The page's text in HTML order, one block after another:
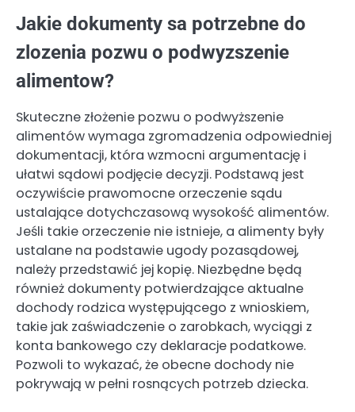
Jakie dokumenty sa potrzebne do
zlozenia pozwu o podwyzszenie
alimentow?
Skuteczne złożenie pozwu o podwyższenie
alimentów wymaga zgromadzenia odpowiedniej
dokumentacji, która wzmocni argumentację i
ułatwi sądowi podjęcie decyzji. Podstawą jest
oczywiście prawomocne orzeczenie sądu
ustalające dotychczasową wysokość alimentów.
Jeśli takie orzeczenie nie istnieje, a alimenty były
ustalane na podstawie ugody pozasądowej,
należy przedstawić jej kopię. Niezbędne będą
również dokumenty potwierdzające aktualne
dochody rodzica występującego z wnioskiem,
takie jak zaświadczenie o zarobkach, wyciągi z
konta bankowego czy deklaracje podatkowe.
Pozwoli to wykazać, że obecne dochody nie
pokrywają w pełni rosnących potrzeb dziecka.